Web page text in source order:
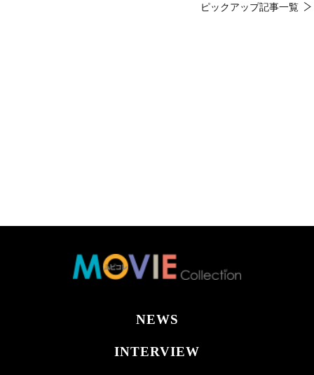
ピックアップ記事一覧
NEWS
INTERVIEW